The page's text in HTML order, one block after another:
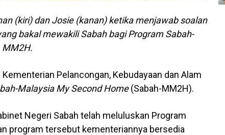
(kiri) dan Josie (kanan) ketika menjawab soalan
bakal mewakili Sabah bagi Program Sabah-
MM2H.
Pelancongan, Kebudayaan dan Alam
Malaysia My Second Home(Sabah-MM2H).
Negeri Sabah telah meluluskan Program
program tersebut kementeriannya bersedia